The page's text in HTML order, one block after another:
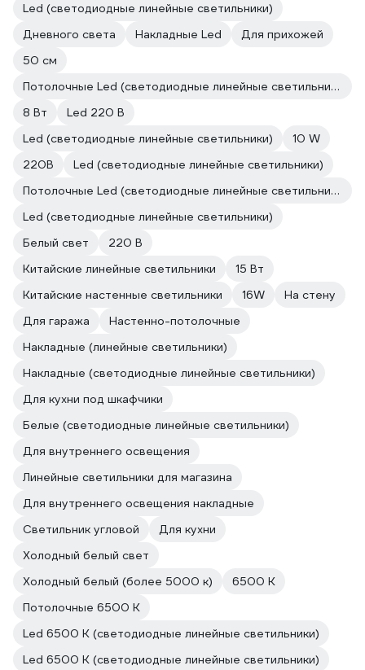
Led (светодиодные линейные светильники)
Дневного света
Накладные Led
Для прихожей
50 см
Потолочные Led (светодиодные линейные светильники)
8 Вт
Led 220 В
Led (светодиодные линейные светильники)
10 W
220В
Led (светодиодные линейные светильники)
Потолочные Led (светодиодные линейные светильники)
Led (светодиодные линейные светильники)
Белый свет
220 В
Китайские линейные светильники
15 Вт
Китайские настенные светильники
16W
На стену
Для гаража
Настенно-потолочные
Накладные (линейные светильники)
Накладные (светодиодные линейные светильники)
Для кухни под шкафчики
Белые (светодиодные линейные светильники)
Для внутреннего освещения
Линейные светильники для магазина
Для внутреннего освещения накладные
Светильник угловой
Для кухни
Холодный белый свет
Холодный белый (более 5000 к)
6500 К
Потолочные 6500 К
Led 6500 К (светодиодные линейные светильники)
Led 6500 К (светодиодные линейные светильники)